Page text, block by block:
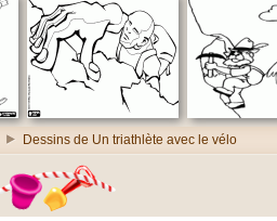
Dessins de Un triathlète avec le vélo